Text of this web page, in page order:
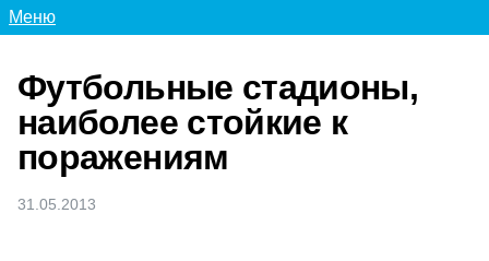
Меню
Футбольные стадионы,
наиболее стойкие к
поражениям
31.05.2013